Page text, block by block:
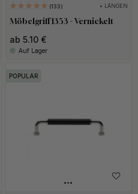
133 + LÄNGEN
Möbelgriff 1353 - Vernickelt
ab 5.10 €
Auf Lager
POPULAR